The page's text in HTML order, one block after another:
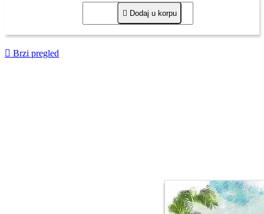
 Dodaj u korpu
 Brzi pregled